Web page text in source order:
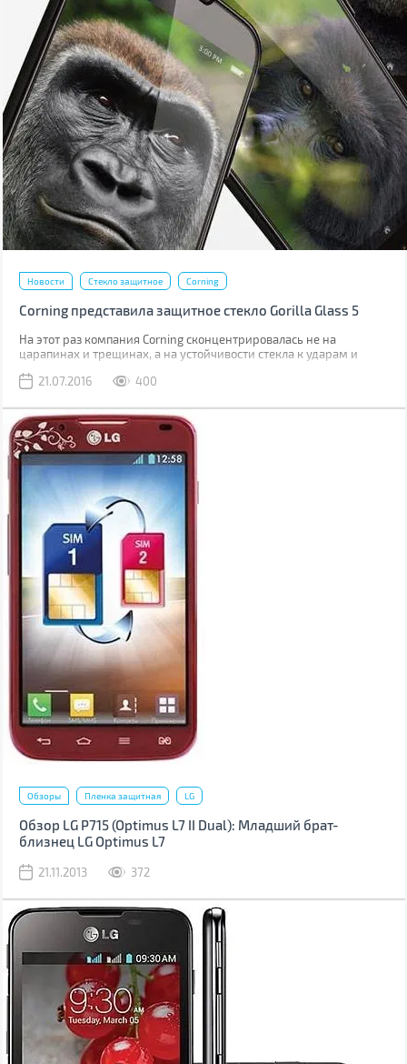
Новости Стекло защитное Corning
Corning представила защитное стекло Gorilla Glass 5
На этот раз компания Corning сконцентрировалась не на
царапинах и трещинах, а на устойчивости стекла к ударам и
21.07.2016
400
Обзоры Пленка защитная LG
Обзор LG P715 (Optimus L7 II Dual): Младший брат-
близнец LG Optimus L7
21.11.2013 372